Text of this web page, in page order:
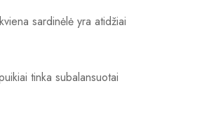
sardinėlė yra atidžiai
tinka subalansuotai